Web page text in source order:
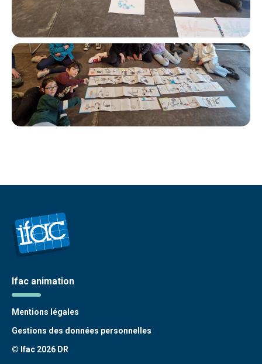
Ifac animation
Mentions légales
Gestions des données personnelles
© Ifac 2026 DR